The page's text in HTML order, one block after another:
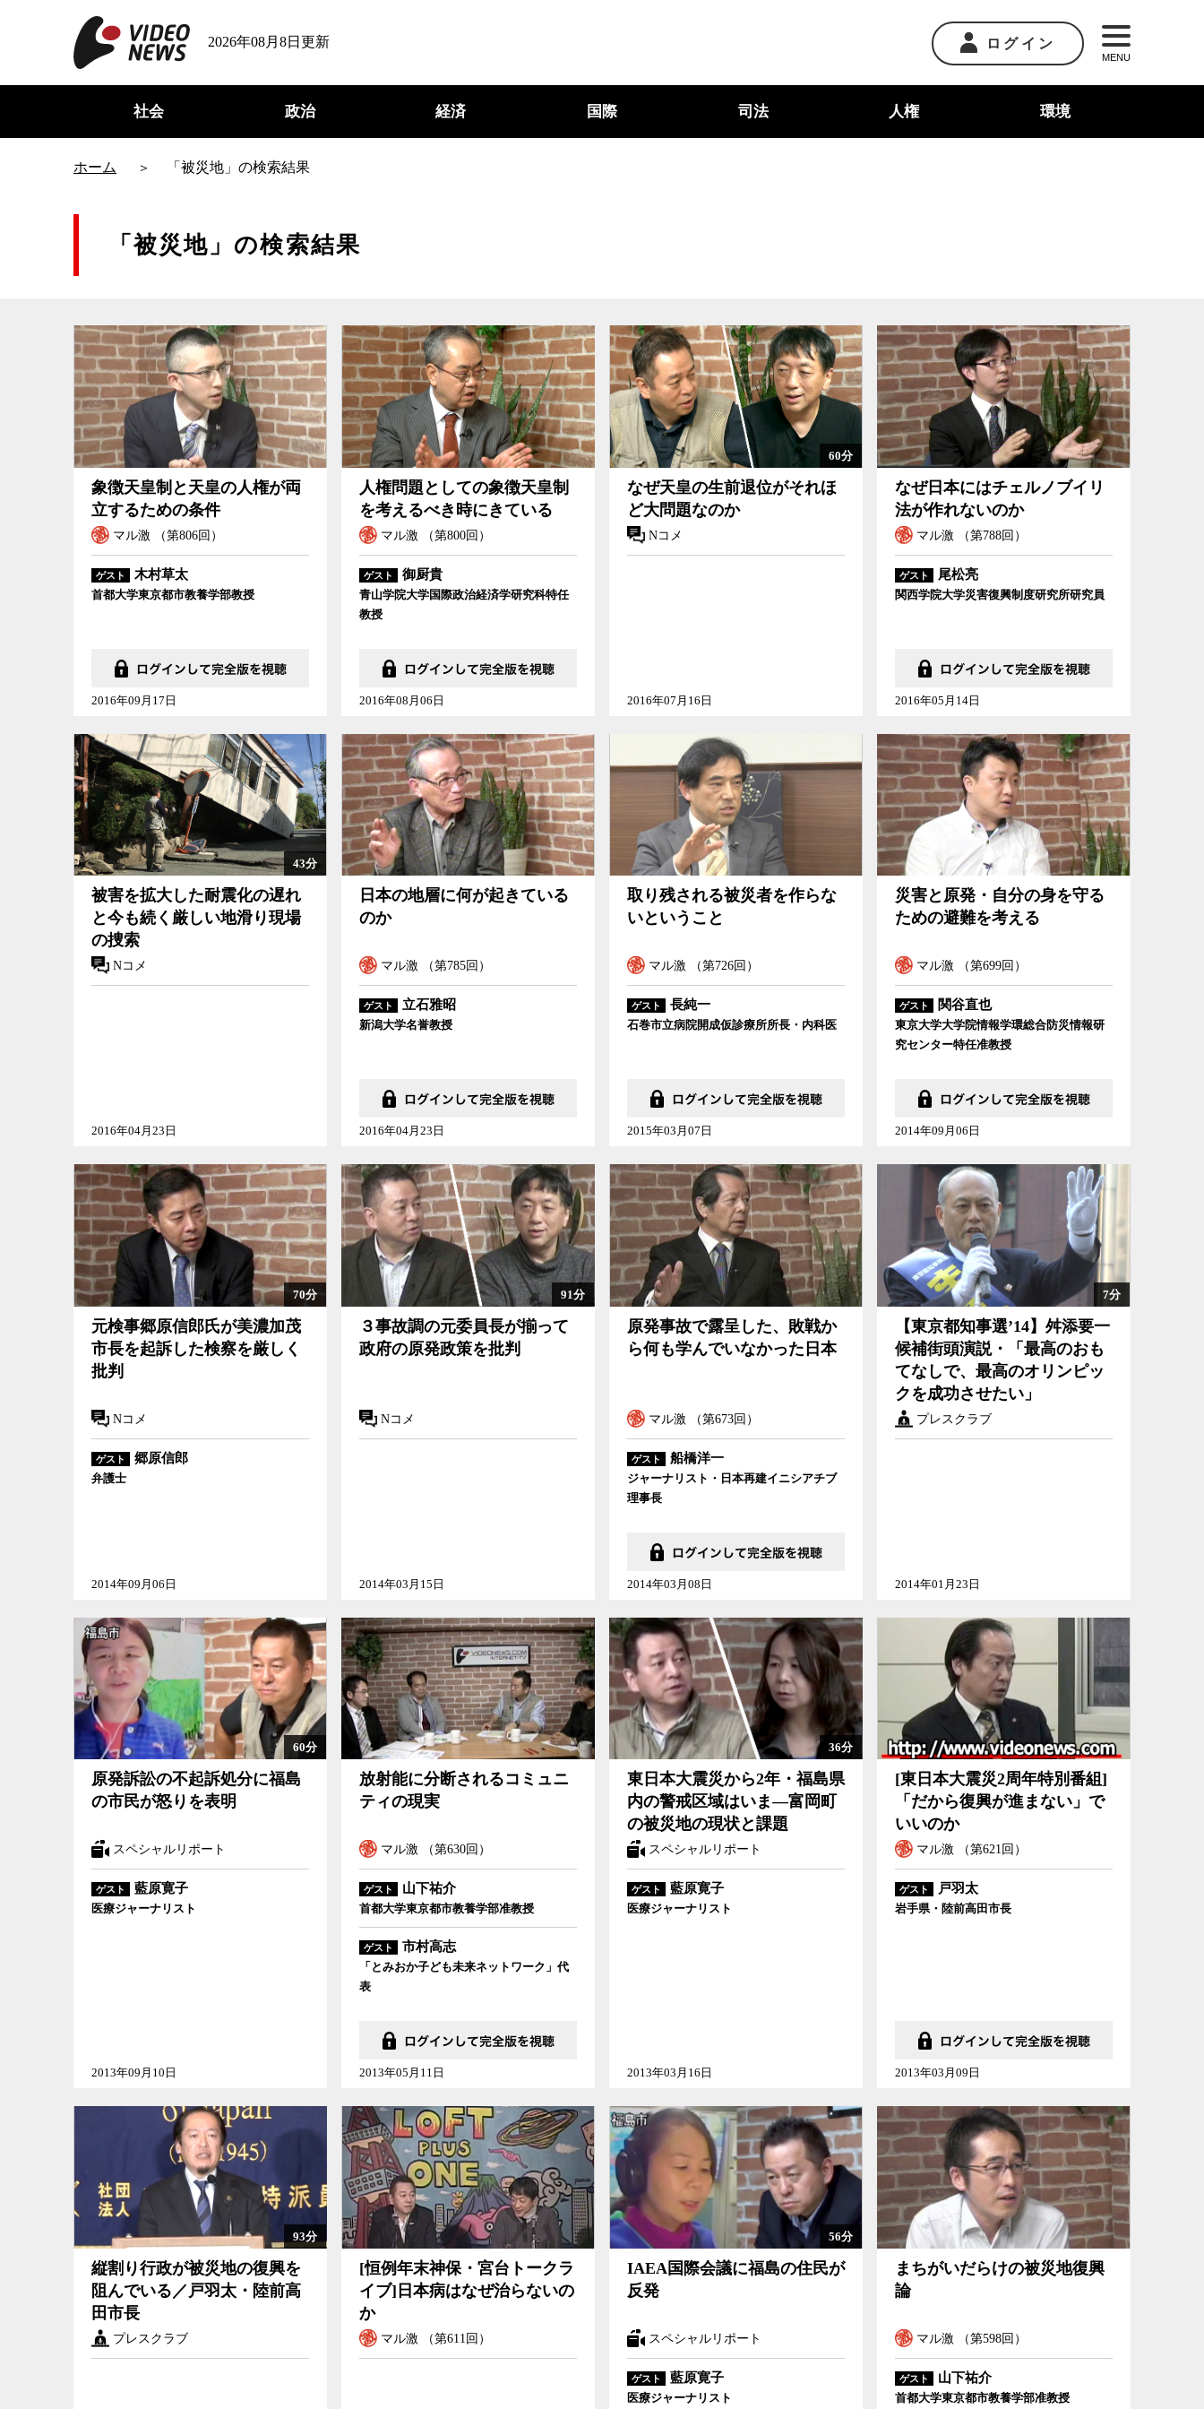
2026年08月8日更新 ログイン
MENU
社会 政治 経済 国際 司法 人権 環境
ホーム 「被災地」の検索結果
「被災地」の検索結果
象徴天皇制と天皇の人権が両
立するための条件
マル激 （第806回）
ゲスト 木村草太
首都大学東京都市教養学部教授
2016年09月17日
人権問題としての象徴天皇制
を考えるべき時にきている
マル激 （第800回）
ゲスト 御厨貴
青山学院大学国際政治経済学研究科特任
教授
2016年08月06日
60分
なぜ天皇の生前退位がそれほ
ど大問題なのか
Nコメ
2016年07月16日
なぜ日本にはチェルノブイリ
法が作れないのか
マル激 （第788回）
ゲスト 尾松亮
関西学院大学災害復興制度研究所研究員
2016年05月14日
43分
被害を拡大した耐震化の遅れ
と今も続く厳しい地滑り現場
の捜索
Nコメ
2016年04月23日
日本の地層に何が起きている
のか
マル激 （第785回）
ゲスト 立石雅昭
新潟大学名誉教授
2016年04月23日
取り残される被災者を作らな
いということ
マル激 （第726回）
ゲスト 長純一
石巻市立病院開成仮診療所所長・内科医
2015年03月07日
災害と原発・自分の身を守る
ための避難を考える
マル激 （第699回）
ゲスト 関谷直也
東京大学大学院情報学環総合防災情報研
究センター特任准教授
2014年09月06日
70分
元検事郷原信郎氏が美濃加茂
市長を起訴した検察を厳しく
批判
Nコメ
ゲスト 郷原信郎
弁護士
2014年09月06日
91分
３事故調の元委員長が揃って
政府の原発政策を批判
Nコメ
2014年03月15日
原発事故で露呈した、敗戦か
ら何も学んでいなかった日本
マル激 （第673回）
ゲスト 船橋洋一
ジャーナリスト・日本再建イニシアチブ
理事長
2014年03月08日
しで、最高のオリンピックを成功させたい」
7分
【東京都知事選’14】舛添要一
候補街頭演説・「最高のおも
てなしで、最高のオリンピッ
クを成功させたい」
プレスクラブ
2014年01月23日
60分
原発訴訟の不起訴処分に福島
の市民が怒りを表明
スペシャルリポート
ゲスト 藍原寛子
医療ジャーナリスト
2013年09月10日
放射能に分断されるコミュニ
ティの現実
マル激 （第630回）
ゲスト 山下祐介
首都大学東京都市教養学部准教授
ゲスト 市村高志
「とみおか子ども未来ネットワーク」代
表
2013年05月11日
被災地の現状と課題
36分
東日本大震災から2年・福島県
内の警戒区域はいま—富岡町
の被災地の現状と課題
スペシャルリポート
ゲスト 藍原寛子
医療ジャーナリスト
2013年03月16日
[東日本大震災2周年特別番組]
「だから復興が進まない」で
いいのか
マル激 （第621回）
ゲスト 戸羽太
岩手県・陸前高田市長
2013年03月09日
93分
縦割り行政が被災地の復興を
阻んでいる／戸羽太・陸前高
田市長
プレスクラブ
[恒例年末神保・宮台トークラ
イブ]日本病はなぜ治らないの
か
マル激 （第611回）
56分
IAEA国際会議に福島の住民が
反発
スペシャルリポート
ゲスト 藍原寛子
医療ジャーナリスト
まちがいだらけの被災地復興
論
マル激 （第598回）
ゲスト 山下祐介
首都大学東京都市教養学部准教授